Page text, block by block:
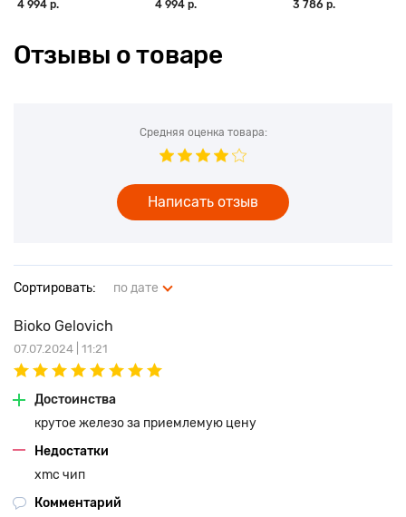
4 994 р. 4 994 р. 3 786 р.
Отзывы о товаре
Сортировать: по дате
Bioko Gelovich
07.07.2024 | 11:21
Достоинства
крутое железо за приемлемую цену
Недостатки
xmc чип
Комментарий
Средняя оценка товара:
Написать отзыв